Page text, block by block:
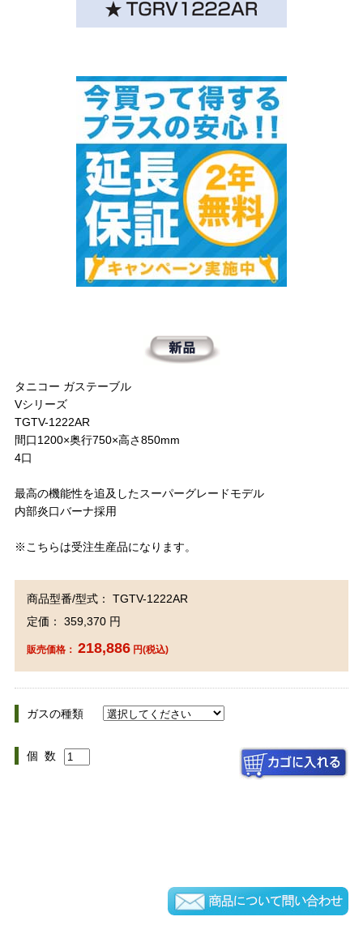
タニコー ガステーブル
Vシリーズ
TGTV-1222AR
間口1200×奥行750×高さ850mm
4口
最高の機能性を追及したスーパーグレードモデル
内部炎口バーナ採用
※こちらは受注生産品になります。
商品型番/型式： TGTV-1222AR
定価： 359,370 円
販売価格： 218,886円(税込)
ガスの種類
個 数